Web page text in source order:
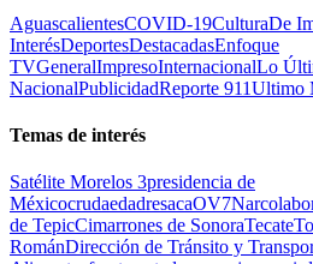
AguascalientesCOVID-19CulturaDe
InterésDeportesDestacadasEnfoque
TVGeneralImpresoInternacionalLo
NacionalPublicidadReporte 911Ultimo
Temas de interés
Satélite Morelos 3presidencia de
MéxicocrudaedadresacaOV7
de TepicCimarrones de SonoraTecate
RománDirección de Tránsito y